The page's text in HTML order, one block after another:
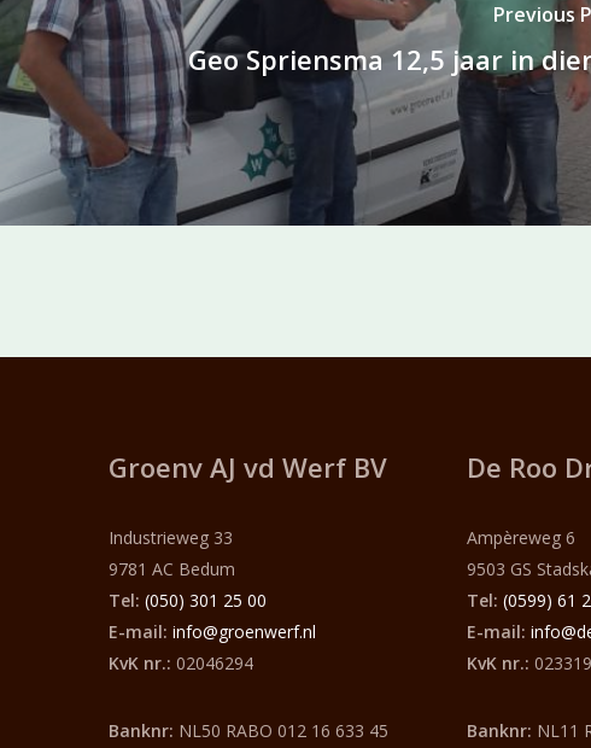
Previous
Geo Spriensma 12,5 jaar in
Groenv AJ vd Werf BV
Industrieweg 33
9781 AC Bedum
Tel: (050) 301 25 00
E-mail: info@groenwerf.nl
KvK nr.: 02046294
Banknr: NL50 RABO 012 16 633 45
De Roo
Ampèreweg 6
9503 GS
Tel: (0599) 61
E-mail:
KvK nr.:
Banknr: NL11